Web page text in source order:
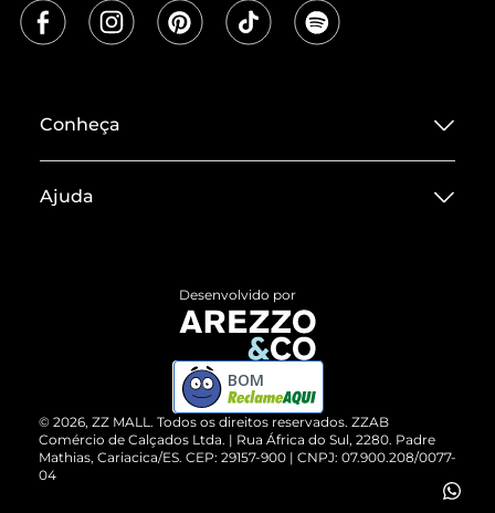
Conheça
Termos de Uso
ZZ MALL é confiável
Cartão Presente
Vendas Corporativas
Ajuda
Devolução do Produto
Compre pelo WhatsApp
© 2026, ZZ MALL. Todos os direitos reservados. ZZAB
Comércio de Calçados Ltda. | Rua África do Sul, 2280. Padre
Mathias, Cariacica/ES. CEP: 29157-900 | CNPJ: 07.900.208/0077-
04
Desenvolvido por
BOM